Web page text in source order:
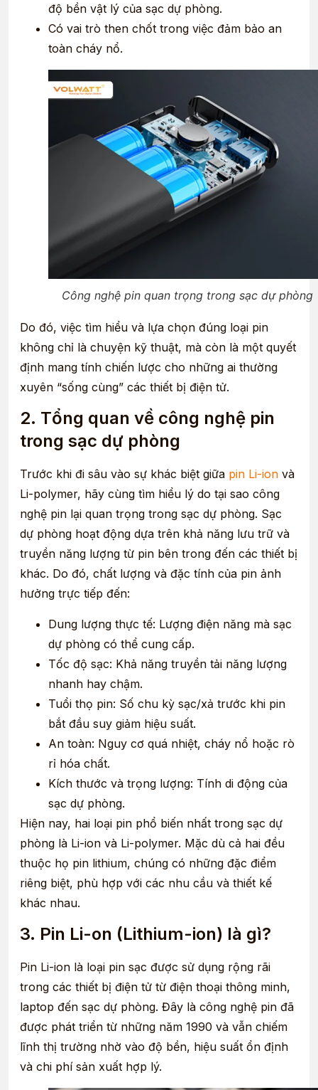
độ bền vật lý của sạc dự phòng.
Có vai trò then chốt trong việc đảm bảo an
toàn cháy nổ.
Công nghệ pin quan trọng trong sạc dự phòng
Do đó, việc tìm hiểu và lựa chọn đúng loại pin
không chỉ là chuyện kỹ thuật, mà còn là một quyết
định mang tính chiến lược cho những ai thường
xuyên “sống cùng” các thiết bị điện tử.
2. Tổng quan về công nghệ pin
trong sạc dự phòng
Trước khi đi sâu vào sự khác biệt giữa pin Li-ion và
Li-polymer, hãy cùng tìm hiểu lý do tại sao công
nghệ pin lại quan trọng trong sạc dự phòng. Sạc
dự phòng hoạt động dựa trên khả năng lưu trữ và
truyền năng lượng từ pin bên trong đến các thiết bị
khác. Do đó, chất lượng và đặc tính của pin ảnh
hưởng trực tiếp đến:
Dung lượng thực tế: Lượng điện năng mà sạc
dự phòng có thể cung cấp.
Tốc độ sạc: Khả năng truyền tải năng lượng
nhanh hay chậm.
Tuổi thọ pin: Số chu kỳ sạc/xả trước khi pin
bắt đầu suy giảm hiệu suất.
An toàn: Nguy cơ quá nhiệt, cháy nổ hoặc rò
rỉ hóa chất.
Kích thước và trọng lượng: Tính di động của
sạc dự phòng.
Hiện nay, hai loại pin phổ biến nhất trong sạc dự
phòng là Li-ion và Li-polymer. Mặc dù cả hai đều
thuộc họ pin lithium, chúng có những đặc điểm
riêng biệt, phù hợp với các nhu cầu và thiết kế
khác nhau.
3. Pin Li-on (Lithium-ion) là gì?
Pin Li-ion là loại pin sạc được sử dụng rộng rãi
trong các thiết bị điện tử từ điện thoại thông minh,
laptop đến sạc dự phòng. Đây là công nghệ pin đã
được phát triển từ những năm 1990 và vẫn chiếm
lĩnh thị trường nhờ vào độ bền, hiệu suất ổn định
và chi phí sản xuất hợp lý.